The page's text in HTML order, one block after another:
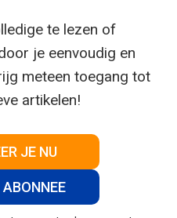
te lezen of
je eenvoudig en
meteen toegang tot
artikelen!
JE NU